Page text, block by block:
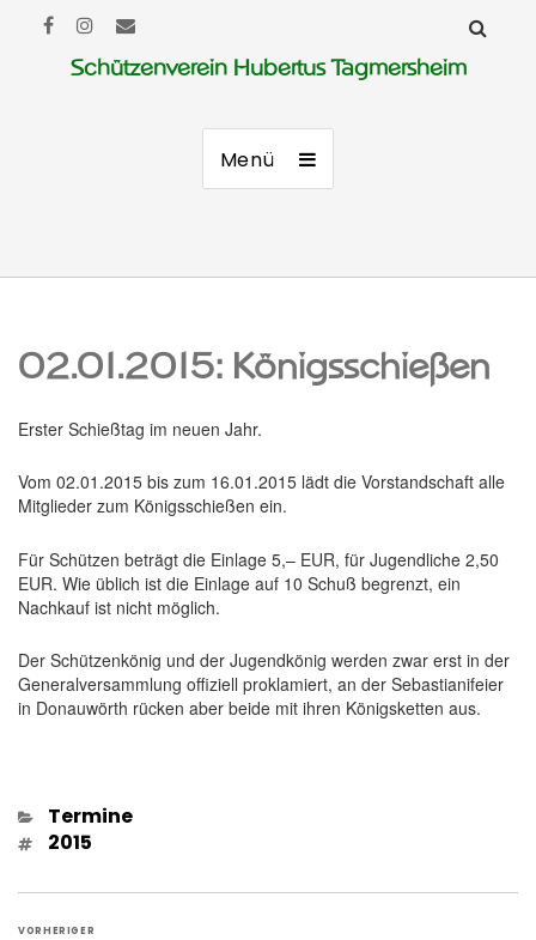
Schützenverein Hubertus Tagmersheim
Menü
02.01.2015: Königsschießen
Erster Schießtag im neuen Jahr.
Vom 02.01.2015 bis zum 16.01.2015 lädt die Vorstandschaft alle
Mitglieder zum Königsschießen ein.
Für Schützen beträgt die Einlage 5,– EUR, für Jugendliche 2,50
EUR. Wie üblich ist die Einlage auf 10 Schuß begrenzt, ein
Nachkauf ist nicht möglich.
Der Schützenkönig und der Jugendkönig werden zwar erst in der
Generalversammlung offiziell proklamiert, an der Sebastianifeier
in Donauwörth rücken aber beide mit ihren Königsketten aus.
Kategorien
Termine
Schlagwörter
2015
VORHERIGER